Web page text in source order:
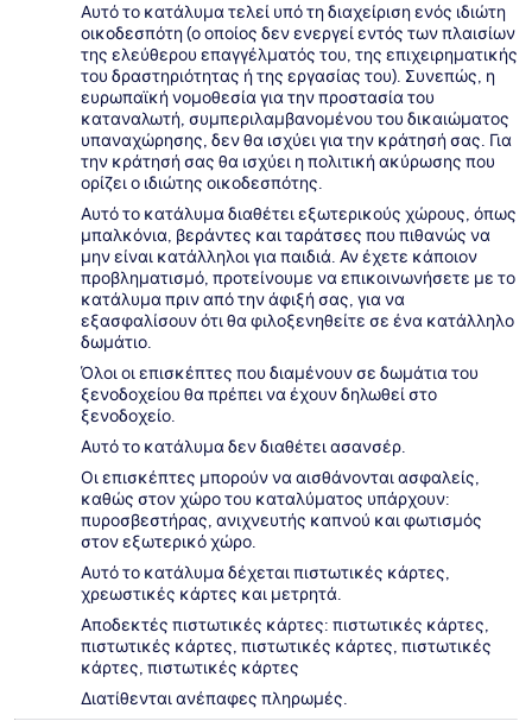
Αυτό το κατάλυμα τελεί υπό τη διαχείριση ενός ιδιώτη
οικοδεσπότη (ο οποίος δεν ενεργεί εντός των πλαισίων
της ελεύθερου επαγγέλματός του, της επιχειρηματικής
του δραστηριότητας ή της εργασίας του). Συνεπώς, η
ευρωπαϊκή νομοθεσία για την προστασία του
καταναλωτή, συμπεριλαμβανομένου του δικαιώματος
υπαναχώρησης, δεν θα ισχύει για την κράτησή σας. Για
την κράτησή σας θα ισχύει η πολιτική ακύρωσης που
ορίζει ο ιδιώτης οικοδεσπότης.
Αυτό το κατάλυμα διαθέτει εξωτερικούς χώρους, όπως
μπαλκόνια, βεράντες και ταράτσες που πιθανώς να
μην είναι κατάλληλοι για παιδιά. Αν έχετε κάποιον
προβληματισμό, προτείνουμε να επικοινωνήσετε με το
κατάλυμα πριν από την άφιξή σας, για να
εξασφαλίσουν ότι θα φιλοξενηθείτε σε ένα κατάλληλο
δωμάτιο.
Όλοι οι επισκέπτες που διαμένουν σε δωμάτια του
ξενοδοχείου θα πρέπει να έχουν δηλωθεί στο
ξενοδοχείο.
Αυτό το κατάλυμα δεν διαθέτει ασανσέρ.
Οι επισκέπτες μπορούν να αισθάνονται ασφαλείς,
καθώς στον χώρο του καταλύματος υπάρχουν:
πυροσβεστήρας, ανιχνευτής καπνού και φωτισμός
στον εξωτερικό χώρο.
Αυτό το κατάλυμα δέχεται πιστωτικές κάρτες,
χρεωστικές κάρτες και μετρητά.
Αποδεκτές πιστωτικές κάρτες: πιστωτικές κάρτες,
πιστωτικές κάρτες, πιστωτικές κάρτες, πιστωτικές
κάρτες, πιστωτικές κάρτες
Διατίθενται ανέπαφες πληρωμές.